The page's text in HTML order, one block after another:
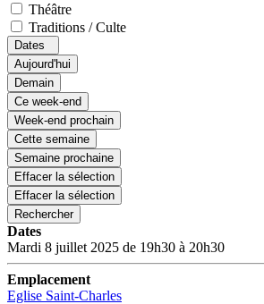
Théâtre
Traditions / Culte
Dates
Aujourd'hui
Demain
Ce week-end
Week-end prochain
Cette semaine
Semaine prochaine
Effacer la sélection
Effacer la sélection
Rechercher
Dates
Mardi 8 juillet 2025 de 19h30 à 20h30
Emplacement
Eglise Saint-Charles